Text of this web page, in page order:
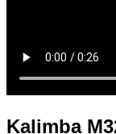
Kalimba